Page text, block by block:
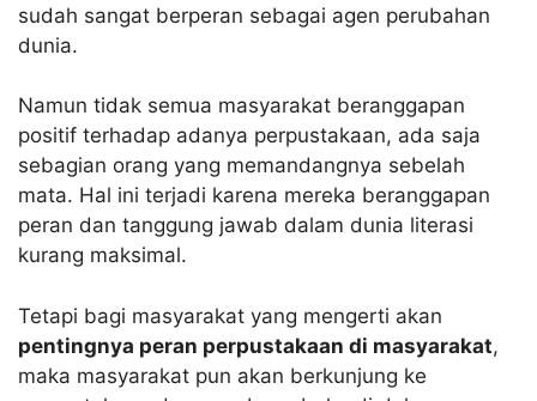
sudah sangat berperan sebagai agen perubahan
dunia.
Namun tidak semua masyarakat beranggapan
positif terhadap adanya perpustakaan, ada saja
sebagian orang yang memandangnya sebelah
mata. Hal ini terjadi karena mereka beranggapan
peran dan tanggung jawab dalam dunia literasi
kurang maksimal.
Tetapi bagi masyarakat yang mengerti akan
pentingnya peran perpustakaan di masyarakat,
maka masyarakat pun akan berkunjung ke